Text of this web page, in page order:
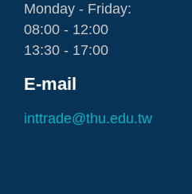
Monday - Friday:
08:00 - 12:00
13:30 - 17:00
E-mail
inttrade@thu.edu.tw